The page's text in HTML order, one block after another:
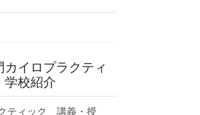
カイロプラクティ
校紹介
ティック 講義・授